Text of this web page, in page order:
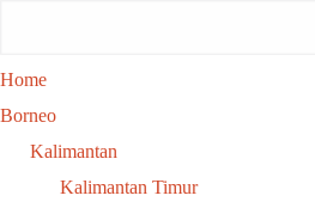
Home
Borneo
Kalimantan
Kalimantan Timur